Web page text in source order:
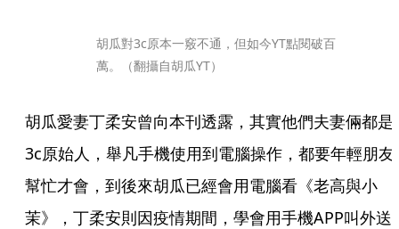
胡瓜對3c原本一竅不通，但如今YT點閱破百
萬。（翻攝自胡瓜YT）
胡瓜愛妻丁柔安曾向本刊透露，其實他們夫妻倆都是
3c原始人，舉凡手機使用到電腦操作，都要年輕朋友
幫忙才會，到後來胡瓜已經會用電腦看《老高與小
茉》，丁柔安則因疫情期間，學會用手機APP叫外送